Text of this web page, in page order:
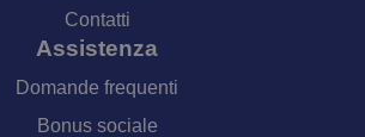
Contatti
Assistenza
Domande frequenti
Bonus sociale